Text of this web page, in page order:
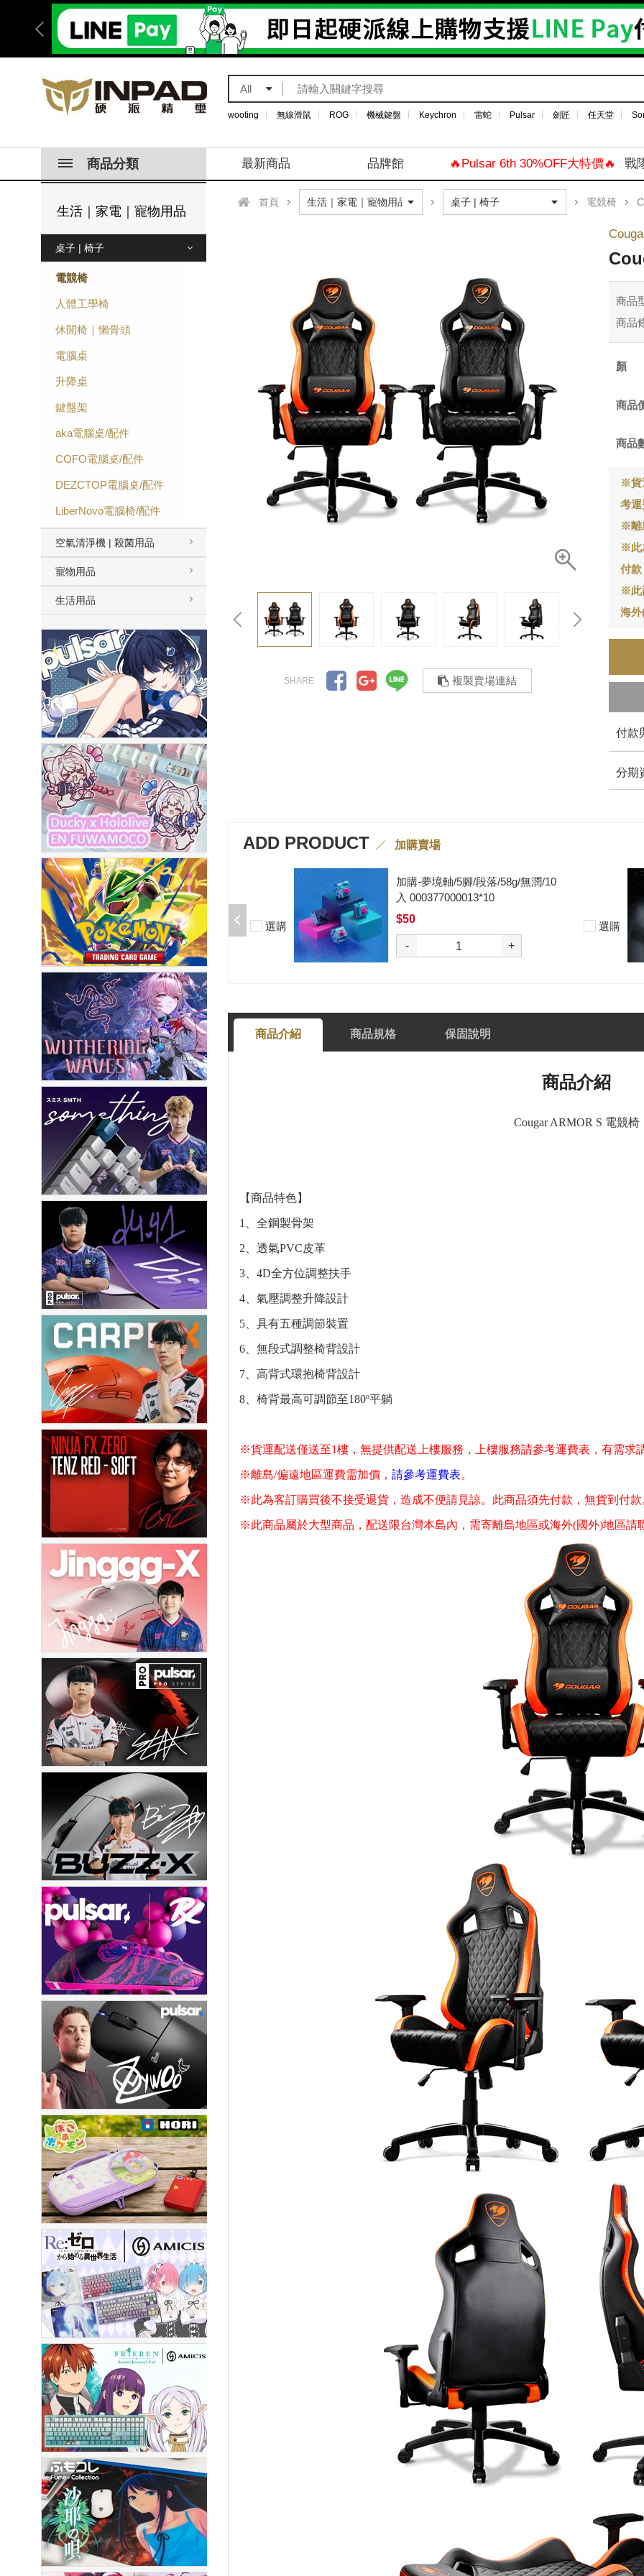
All
wooting 無線滑鼠 ROG 機械鍵盤 Keychron 雷蛇 Pulsar 劍匠 任天堂
商品分類 最新商品 品牌館 🔥Pulsar 6th 30%OFF大特價🔥 戰
生活｜家電｜寵物用品
桌子 | 椅子
電競椅
人體工學椅
休閒椅｜懶骨頭
電腦桌
升降桌
鍵盤架
aka電腦桌/配件
COFO電腦桌/配件
DEZCTOP電腦桌/配件
LiberNovo電腦椅/配件
空氣清淨機 | 殺菌用品
寵物用品
生活用品
首頁 電競椅
複製賣場連結
商品
商品
商品
商品
※貨
考
※離
※此
付
※此
海
付款
分期
ADD PRODUCT 加購賣場
加購-剪刀石頭布猜拳鍵帽一盒四
入000385000289
$199
- +
選購
加購-夢境軸/5腳/段落/58g/無潤/10
入 000377000013*10
$50
- +
選購
商品介紹 商品規格 保固說明
商品介紹
Cougar ARMOR S 電競椅
【商品特色】
1、全鋼製骨架
2、透氣PVC皮革
3、4D全方位調整扶手
4、氣壓調整升降設計
5、具有五種調節裝置
6、無段式調整椅背設計
7、高背式環抱椅背設計
8、椅背最高可調節至180º平躺
※貨運配送僅送至1樓，無提供配送上樓服務，上樓服務請參考運費表，有需求
※離島/偏遠地區運費需加價， 請參考運費表。
※此為客訂購買後不接受退貨，造成不便請見諒。此商品須先付款，無貨到付款
※此商品屬於大型商品，配送限台灣本島內，需寄離島地區或海外(國外)地區請